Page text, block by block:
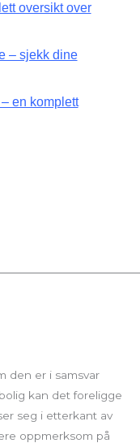
oversikt over
– sjekk dine
en komplett
den er i samsvar
kan det foreligge
seg i etterkant av
oppmerksom på